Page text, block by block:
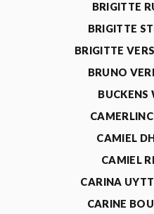
BRIGITTE
BRIGITTE
BRIGITTE
BRUNO
BUCKENS
CAMIEL
CAMIEL
CARINA
CARINE